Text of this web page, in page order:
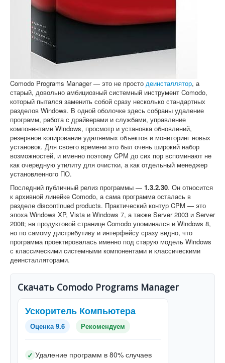
Comodo Programs Manager — это не просто деинсталлятор, а
старый, довольно амбициозный системный инструмент Comodo,
который пытался заменить собой сразу несколько стандартных
разделов Windows. В одной оболочке здесь собраны удаление
программ, работа с драйверами и службами, управление
компонентами Windows, просмотр и установка обновлений,
резервное копирование удаляемых объектов и мониторинг новых
установок. Для своего времени это был очень широкий набор
возможностей, и именно поэтому CPM до сих пор вспоминают не
как очередную утилиту для очистки, а как отдельный менеджер
установленного ПО.
Последний публичный релиз программы — 1.3.2.30. Он относится
к архивной линейке Comodo, а сама программа осталась в
разделе discontinued products. Практический контур CPM — это
эпоха Windows XP, Vista и Windows 7, а также Server 2003 и Server
2008; на продуктовой странице Comodo упоминался и Windows 8,
но по самому дистрибутиву и интерфейсу сразу видно, что
программа проектировалась именно под старую модель Windows
с классическими системными компонентами и классическими
деинсталляторами.
Скачать Comodo Programs Manager
Ускоритель Компьютера
Оценка 9.6 Рекомендуем
✓ Удаление программ в 80% случаев